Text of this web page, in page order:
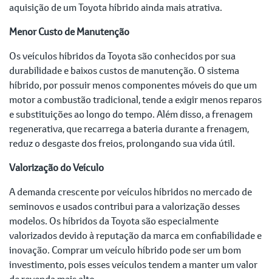
aquisição de um Toyota híbrido ainda mais atrativa.
Menor Custo de Manutenção
Os veículos híbridos da Toyota são conhecidos por sua
durabilidade e baixos custos de manutenção. O sistema
híbrido, por possuir menos componentes móveis do que um
motor a combustão tradicional, tende a exigir menos reparos
e substituições ao longo do tempo. Além disso, a frenagem
regenerativa, que recarrega a bateria durante a frenagem,
reduz o desgaste dos freios, prolongando sua vida útil.
Valorização do Veículo
A demanda crescente por veículos híbridos no mercado de
seminovos e usados contribui para a valorização desses
modelos. Os híbridos da Toyota são especialmente
valorizados devido à reputação da marca em confiabilidade e
inovação. Comprar um veículo híbrido pode ser um bom
investimento, pois esses veículos tendem a manter um valor